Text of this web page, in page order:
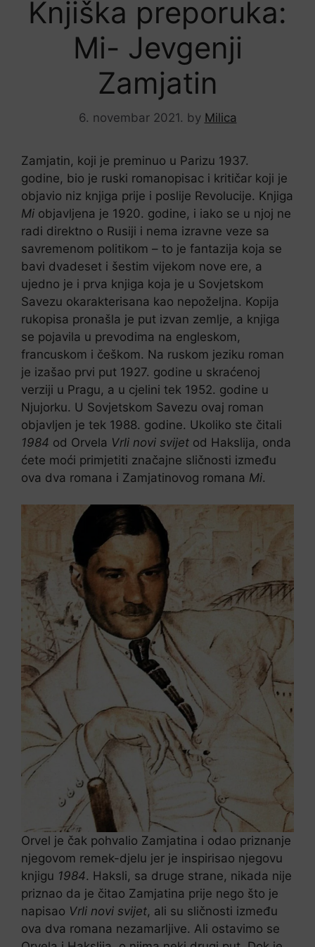
Knjiška preporuka:
Mi- Jevgenji
Zamjatin
6. novembar 2021. by Milica
Zamjatin, koji je preminuo u Parizu 1937.
godine, bio je ruski romanopisac i kritičar koji je
objavio niz knjiga prije i poslije Revolucije. Knjiga
Mi objavljena je 1920. godine, i iako se u njoj ne
radi direktno o Rusiji i nema izravne veze sa
savremenom politikom – to je fantazija koja se
bavi dvadeset i šestim vijekom nove ere, a
ujedno je i prva knjiga koja je u Sovjetskom
Savezu okarakterisana kao nepoželjna. Kopija
rukopisa pronašla je put izvan zemlje, a knjiga
se pojavila u prevodima na engleskom,
francuskom i češkom. Na ruskom jeziku roman
je izašao prvi put 1927. godine u skraćenoj
verziji u Pragu, a u cjelini tek 1952. godine u
Njujorku. U Sovjetskom Savezu ovaj roman
objavljen je tek 1988. godine. Ukoliko ste čitali
1984 od Orvela Vrli novi svijet od Hakslija, onda
ćete moći primjetiti značajne sličnosti između
ova dva romana i Zamjatinovog romana Mi.
Orvel je čak pohvalio Zamjatina i odao priznanje
njegovom remek-djelu jer je inspirisao njegovu
knjigu 1984. Haksli, sa druge strane, nikada nije
priznao da je čitao Zamjatina prije nego što je
napisao Vrli novi svijet, ali su sličnosti između
ova dva romana nezamarljive. Ali ostavimo se